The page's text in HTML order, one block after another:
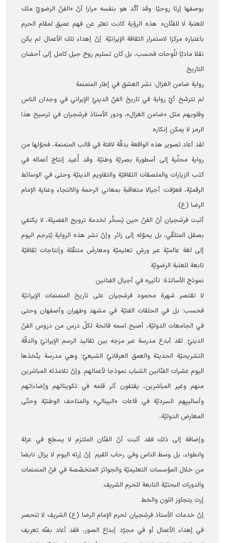
بوصفها إرثا روحيّا. وقد أكّد هو بنفسه مرارا أنّ «الفنّ الرضويّ ملك
للعتبة لا للفنّان». هذه الرؤية كانت تعبّر عن فهم عميق لمقام الحرم
باعتباره مركزا لاستمرار الثقافة الإيرانيّة. إنّ إهداء تلك الأعمال لم يكن
نقلا ماديّا للّوحات فحسب، بل كان تسليم روح جيل كامل إلى أحضان
التاريخ.
رواية ضامن الغزال؛ نشر العشق في إطار المنمنمة
لم تترسّخ أيّ رواية في تاريخ الفنّ الدينيّ الإيراني في وجدان الناس
وقلوبهم مثل «ضامن الغزال»، ودور الأستاذ فرشجيان في ترسيخ هذا
الرمز لا یمکن إنکاره.
لقد أعاد تصوير هذه الواقعة بدقّة لافتة في قالب المنمنمة، فحوّلها من
رواية محلّية إلى أسطورة بصريّة وطنيّة. وقد أُعيد إنتاج أعماله في
كتب الزيارات والملصقات الثقافيّة والتقاويم الدينيّة وحتى في الوسائط
الرقميّة، فعرّفت أجيالا متعاقبة بمعاني الرحمة والالتجاء وعناية الإمام
الرضا (ع).
أثبت فرشجيان أنّ الفنّ حين يُسخَّر لخدمة ترويج الفضيلة، لا يكتفي
بصقل المتلقّي، بل يحوّله إلى زائر. وإنّ نشر هذه الرواية يُترجم اليوم
إلى لغة عالميّة عبر ورش تعليميّة ومعارضَ متنقّلة وإنتاجات ثقافيّة
تابعة للعتبة الرضويّة.
نموذج الأساتذة؛ تأثيره في أجيال الفنانين
لا تقتصر شهرة محمود فرشجيان على تاريخ المنمنمات الإيرانيّة
فحسب؛ بل في الحلقات الفنيّة في مشهد وطهران وأصفهان وحتى
في الجامعات الدوليّة، أصبح اسمه فاتحة لكلّ درس من دروس الفنّ
الدينيّ. لقد أبدع مدرسة عبر مزجه بين تقاليد الرسم الإيرانيّ والدقّة
التشريحيّة الحديثة والعمق العرفانيّ الشيعيّ؛ وهي مدرسة يتّخذها
اليوم عشرات الفنّانين الشباب نموذجا لأعمالهم. وإنّ تلامذتَه المباشرين
منهم وغير المباشرين، يقتفون أثر قلمه في تكويناتهم وإضاءاتهم
وأساليبِهم السرديّة في قاعات «البينالي» والمتاحف الوطنيّة وحتّى
المعارض الدوليّة،
وإضافة إلی ذلك فقد أثبت أنّ الفنّان الملتزم لا يسطع في عزلة
وانطواء، بل وسط الناس وفي رحاب القيم. إنّ إرثه اليوم لا يزال نابضا
من خلال المؤسسات التعليميّة والجوائز المتخصّصة في فنّ المنمنمات
والدورات البحثيّة التابعة للحرم الشریف.
إرث يتجاوز اللون والخط
إنّ خدمات الأستاذ فرشجيان لحرم الإمام الرضا (ع) الشریف لا تنحصر
في إهداء الأعمال أو في مجرّد إبداع الصور، فقد أعاد بفنّه تعريف